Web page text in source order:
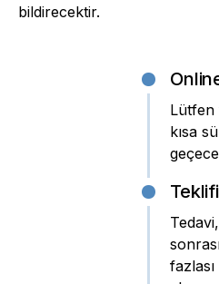
bildirecektir.
kısa